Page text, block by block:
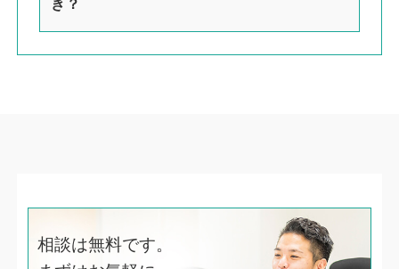
き？
相談は無料です。